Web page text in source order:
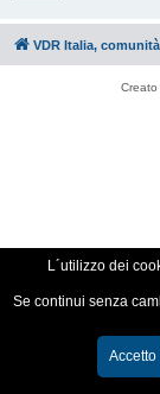
VDR Italia,
Creato
L´utilizzo dei
Se continui senza
Accetto